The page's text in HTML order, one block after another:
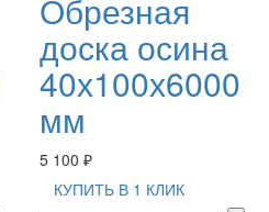
Обрезная
доска осина
40х100х6000
мм
5 100 ₽
КУПИТЬ В 1 КЛИК